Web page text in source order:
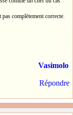
complètement correcte.
Vasimolo
Répondre